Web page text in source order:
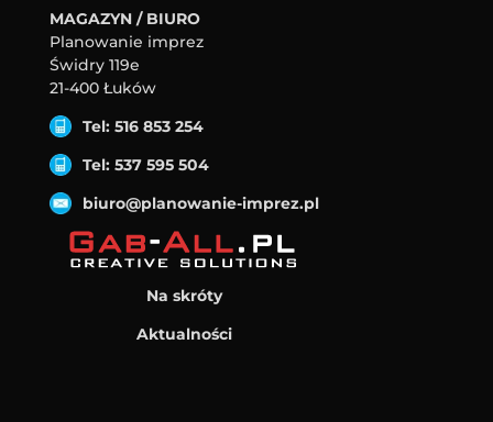
MAGAZYN / BIURO
Planowanie imprez
Świdry 119e
21-400 Łuków
Tel: 516 853 254
Tel: 537 595 504
biuro@planowanie-imprez.pl
Na skróty
Aktualności